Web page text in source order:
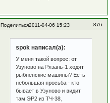
Поделиться 876
2011-04-06 15:23
spok написал(а):
У меня такой вопрос: от
Узуново на Рязань-1 ходят
рыбненские машины? Есть
небольшая просьба - кто
бывает в Узуново и видит
там ЭР2 из ТЧ-38,